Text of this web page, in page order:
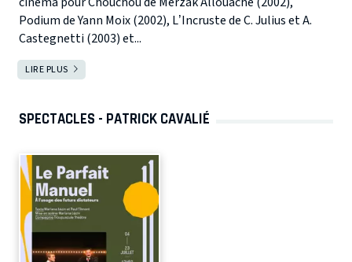
Podium de Yann Moix (2002), L’Incruste de C. Julius et A.
Castegnetti (2003) et...
LIRE PLUS
SPECTACLES - PATRICK CAVALIÉ